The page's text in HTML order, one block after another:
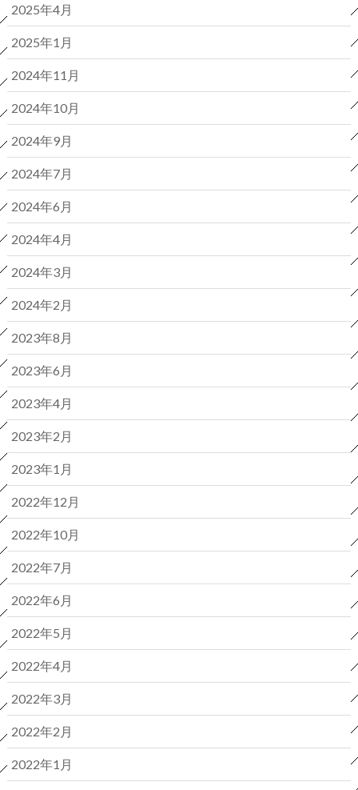
2025年4月
2025年1月
2024年11月
2024年10月
2024年9月
2024年7月
2024年6月
2024年4月
2024年3月
2024年2月
2023年8月
2023年6月
2023年4月
2023年2月
2023年1月
2022年12月
2022年10月
2022年7月
2022年6月
2022年5月
2022年4月
2022年3月
2022年2月
2022年1月